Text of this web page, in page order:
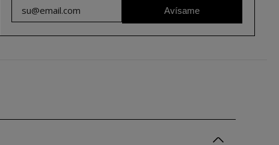
Avísame